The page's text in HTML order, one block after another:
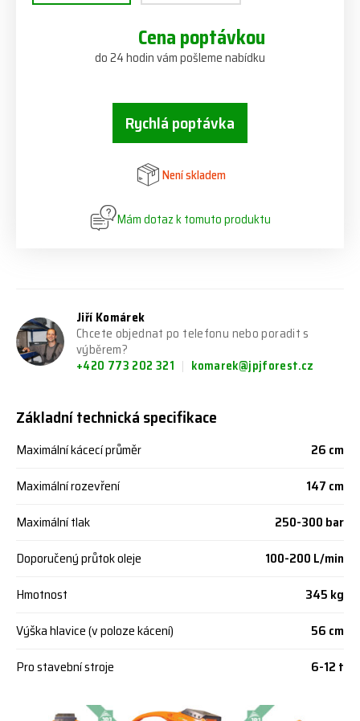
Cena poptávkou
do 24 hodin vám pošleme nabídku
Rychlá poptávka
Není skladem
Mám dotaz k tomuto produktu
Jiří Komárek
Chcete objednat po telefonu nebo poradit s
výběrem?
+420 773 202 321
komarek@jpjforest.cz
Základní technická specifikace
Maximální kácecí průměr
26 cm
Maximální rozevření
147 cm
Maximální tlak
250-300 bar
Doporučený průtok oleje
100-200 L/min
Hmotnost
345 kg
Výška hlavice (v poloze kácení)
56 cm
Pro stavební stroje
6-12 t